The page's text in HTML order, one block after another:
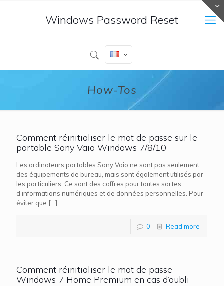
Windows Password Reset
How-Tos
Comment réinitialiser le mot de passe sur le
portable Sony Vaio Windows 7/8/10
Les ordinateurs portables Sony Vaio ne sont pas seulement
des équipements de bureau, mais sont également utilisés par
les particuliers. Ce sont des coffres pour toutes sortes
d’informations numériques et de données personnelles. Pour
éviter que […]
0 Read more
Comment réinitialiser le mot de passe
Windows 7 Home Premium en cas d’oubli